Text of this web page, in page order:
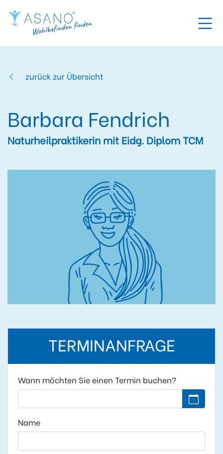
zurück zur Übersicht
Barbara Fendrich
Naturheilpraktikerin mit Eidg. Diplom TCM
TERMINANFRAGE
Wann möchten Sie einen Termin buchen?
Kein
Name